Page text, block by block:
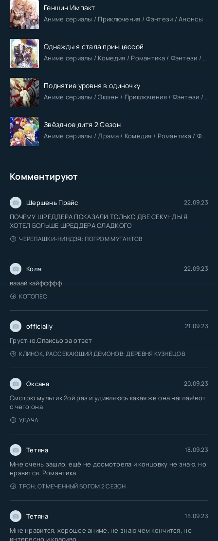
Геншин Импакт
Аниме сериалы / Приключения / Фэнтези / Анонсы
Однажды я стала принцессой
Аниме сериалы / Комедия / Романтика / Фэнтези / Анонсы
Поднятие уровня в одиночку
Аниме сериалы / Экшен / Приключения / Фэнтези / Анонсы
Звёздное дитя 2 Сезон
Аниме сериалы / Драма / Комедия / Романтика / Фантастика / Анонсы
Комментируют
Шершень Прайс 22.09.23
ПОЧЕМУ ШРЕДДЕРА ПОКАЗАЛИ ТОЛЬКО ДВЕ СЕКУНДЫ Я
ХОТЕЛ БОЛЬШЕ ШРЕДДЕРА СЛАДКОГО
ЧЕРЕПАШКИ-НИНДЗЯ: ПОГРОМ МУТАНТОВ
Коля 22.09.23
вааай кайффффф
КОТОПЕС
officialiy 21.09.23
Грустно.Спаисьо за ответ
КЛИНОК, РАССЕКАЮЩИЙ ДЕМОНОВ: ДЕРЕВНЯ КУЗНЕЦОВ
Оксана 20.09.23
Смотрю мультик 2ой раз и удивляюсь какая же она наглая!вот
с чего она
УДАЧА
Тетяна 18.09.23
Мне очень зашло, ещё не досмотрела и концовку не знаю, но
нравится. Романтика
ТРОН, ОТМЕЧЕННЫЙ БОГОМ 2 СЕЗОН
Тетяна 18.09.23
Мне нравится, хорошее аниме, не знаю чем кончится, но
интересно и красиво